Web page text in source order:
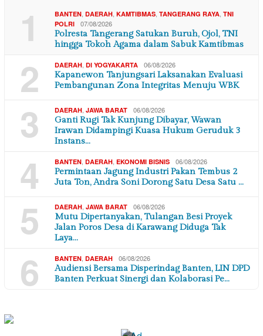
1 BANTEN DAERAH KAMTIBMAS TANGERANG RAYA TNI
POLRI
07/08/2026
Polresta Tangerang Satukan Buruh, Ojol, TNI
hingga Tokoh Agama dalam Sabuk Kamtibmas
2 DAERAH DI YOGYAKARTA 06/08/2026
Kapanewon Tanjungsari Laksanakan Evaluasi
Pembangunan Zona Integritas Menuju WBK
3 DAERAH JAWA BARAT 06/08/2026
Ganti Rugi Tak Kunjung Dibayar, Wawan
Irawan Didampingi Kuasa Hukum Geruduk 3
Instans…
4 BANTEN DAERAH EKONOMI BISNIS 06/08/2026
Permintaan Jagung Industri Pakan Tembus 2
Juta Ton, Andra Soni Dorong Satu Desa Satu …
5 DAERAH JAWA BARAT 06/08/2026
Mutu Dipertanyakan, Tulangan Besi Proyek
Jalan Poros Desa di Karawang Diduga Tak
Laya…
6 BANTEN DAERAH 06/08/2026
Audiensi Bersama Disperindag Banten, LIN DPD
Banten Perkuat Sinergi dan Kolaborasi Pe…